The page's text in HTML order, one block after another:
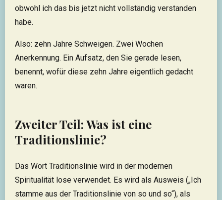
obwohl ich das bis jetzt nicht vollständig verstanden
habe.
Also: zehn Jahre Schweigen. Zwei Wochen
Anerkennung. Ein Aufsatz, den Sie gerade lesen,
benennt, wofür diese zehn Jahre eigentlich gedacht
waren.
Zweiter Teil: Was ist eine
Traditionslinie?
Das Wort Traditionslinie wird in der modernen
Spiritualität lose verwendet. Es wird als Ausweis („Ich
stamme aus der Traditionslinie von so und so“), als